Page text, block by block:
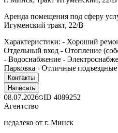
Аренда помещения под сферу
Игуменский тракт, 22/В
Характеристики: - Хороший
Отдельный вход - Отопление
- Водоснабжение -
Парковка - Отличные
Контакты
Написать
08.07.2026 ID 4089252
Агентство
недалеко от г. Минск